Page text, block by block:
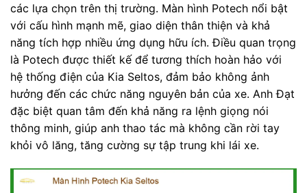
các lựa chọn trên thị trường. Màn hình Potech nổi bật
với cấu hình mạnh mẽ, giao diện thân thiện và khả
năng tích hợp nhiều ứng dụng hữu ích. Điều quan trọng
là Potech được thiết kế để tương thích hoàn hảo với
hệ thống điện của Kia Seltos, đảm bảo không ảnh
hưởng đến các chức năng nguyên bản của xe. Anh Đạt
đặc biệt quan tâm đến khả năng ra lệnh giọng nói
thông minh, giúp anh thao tác mà không cần rời tay
khỏi vô lăng, tăng cường sự tập trung khi lái xe.